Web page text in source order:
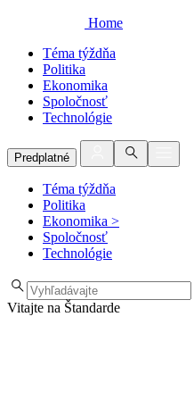
Home
Téma týždňa
Politika
Ekonomika
Spoločnosť
Technológie
Predplatné
Téma týždňa
Politika
Ekonomika >
Spoločnosť
Technológie
Vitajte na Štandarde